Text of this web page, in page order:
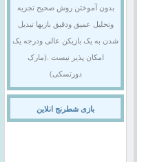
بدون آموختن روش صحیح تجزیه
وتحلیل عمیق ودقیق بازیها تبدیل
شدن به یک بازیکن عالی ودرجه یک
امکان پذیر نیست .(مارک
دورتسکی)
بازی شطرنج انلاین